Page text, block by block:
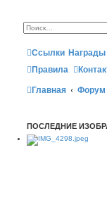
Ссылки Награды
Правила
Главная
Форум
ПОСЛЕДНИЕ